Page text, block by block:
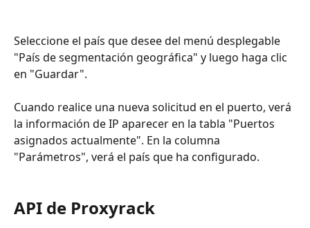
Seleccione el país que desee del menú desplegable
"País de segmentación geográfica" y luego haga clic
en "Guardar".
Cuando realice una nueva solicitud en el puerto, verá
la información de IP aparecer en la tabla "Puertos
asignados actualmente". En la columna
"Parámetros", verá el país que ha configurado.
API de Proxyrack